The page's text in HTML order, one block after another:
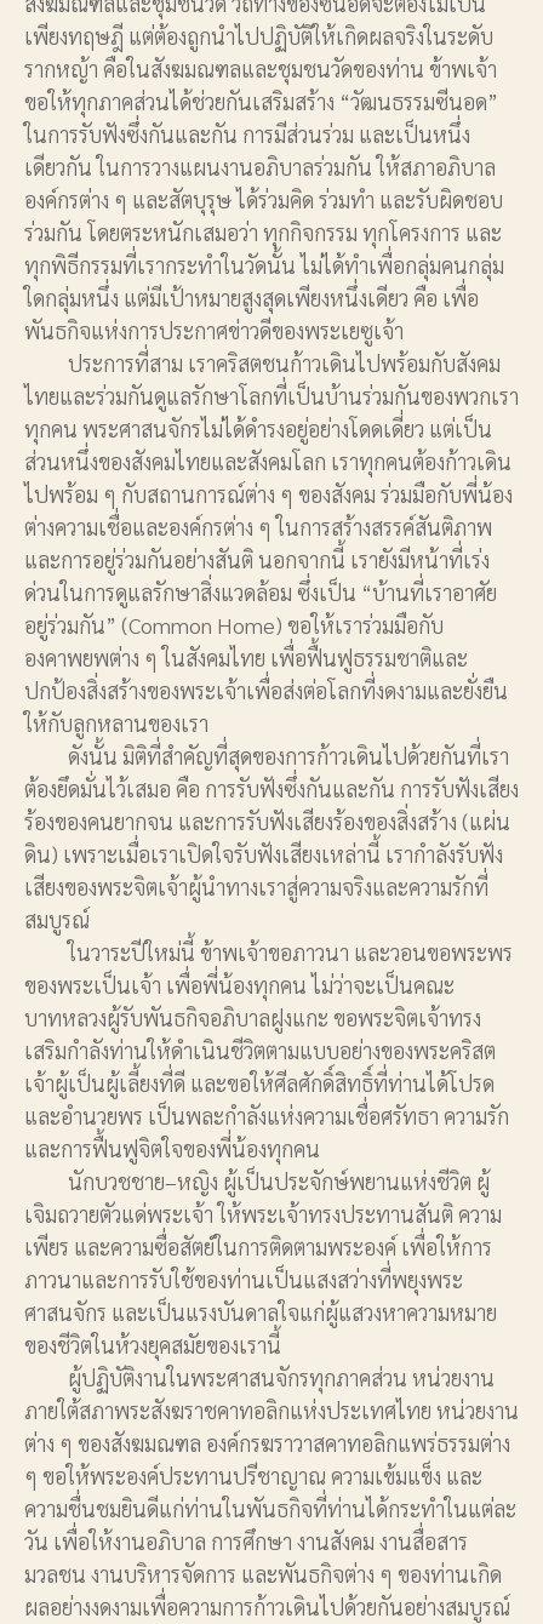
เพียงทฤษฎี แต่ต้องถูกนำไปปฏิบัติให้เกิดผลจริงในระดับ
รากหญ้า คือในสังฆมณฑลและชุมชนวัดของท่าน ข้าพเจ้า
ขอให้ทุกภาคส่วนได้ช่วยกันเสริมสร้าง “วัฒนธรรมซีนอด”
ในการรับฟังซึ่งกันและกัน การมีส่วนร่วม และเป็นหนึ่ง
เดียวกัน ในการวางแผนงานอภิบาลร่วมกัน ให้สภาอภิบาล
องค์กรต่าง ๆ และสัตบุรุษ ได้ร่วมคิด ร่วมทำ และรับผิดชอบ
ร่วมกัน โดยตระหนักเสมอว่า ทุกกิจกรรม ทุกโครงการ และ
ทุกพิธีกรรมที่เรากระทำในวัดนั้น ไม่ได้ทำเพื่อกลุ่มคนกลุ่ม
ใดกลุ่มหนึ่ง แต่มีเป้าหมายสูงสุดเพียงหนึ่งเดียว คือ เพื่อ
พันธกิจแห่งการประกาศข่าวดีของพระเยซูเจ้า
ประการที่สาม เราคริสตชนก้าวเดินไปพร้อมกับสังคม
ไทยและร่วมกันดูแลรักษาโลกที่เป็นบ้านร่วมกันของพวกเรา
ทุกคน พระศาสนจักรไม่ได้ดำรงอยู่อย่างโดดเดี่ยว แต่เป็น
ส่วนหนึ่งของสังคมไทยและสังคมโลก เราทุกคนต้องก้าวเดิน
ไปพร้อม ๆ กับสถานการณ์ต่าง ๆ ของสังคม ร่วมมือกับพี่น้อง
ต่างความเชื่อและองค์กรต่าง ๆ ในการสร้างสรรค์สันติภาพ
และการอยู่ร่วมกันอย่างสันติ นอกจากนี้ เรายังมีหน้าที่เร่ง
ด่วนในการดูแลรักษาสิ่งแวดล้อม ซึ่งเป็น “บ้านที่เราอาศัย
อยู่ร่วมกัน” (Common Home) ขอให้เราร่วมมือกับ
องคาพยพต่าง ๆ ในสังคมไทย เพื่อฟื้นฟูธรรมชาติและ
ปกป้องสิ่งสร้างของพระเจ้าเพื่อส่งต่อโลกที่งดงามและยั่งยืน
ให้กับลูกหลานของเรา
ดังนั้น มิติที่สำคัญที่สุดของการก้าวเดินไปด้วยกันที่เรา
ต้องยึดมั่นไว้เสมอ คือ การรับฟังซึ่งกันและกัน การรับฟังเสียง
ร้องของคนยากจน และการรับฟังเสียงร้องของสิ่งสร้าง (แผ่น
ดิน) เพราะเมื่อเราเปิดใจรับฟังเสียงเหล่านี้ เรากำลังรับฟัง
เสียงของพระจิตเจ้าผู้นำทางเราสู่ความจริงและความรักที่
สมบูรณ์
ในวาระปีใหม่นี้ ข้าพเจ้าขอภาวนา และวอนขอพระพร
ของพระเป็นเจ้า เพื่อพี่น้องทุกคน ไม่ว่าจะเป็นคณะ
บาทหลวงผู้รับพันธกิจอภิบาลฝูงแกะ ขอพระจิตเจ้าทรง
เสริมกำลังท่านให้ดำเนินชีวิตตามแบบอย่างของพระคริสต
เจ้าผู้เป็นผู้เลี้ยงที่ดี และขอให้ศีลศักดิ์สิทธิ์ที่ท่านได้โปรด
และอำนวยพร เป็นพละกำลังแห่งความเชื่อศรัทธา ความรัก
และการฟื้นฟูจิตใจของพี่น้องทุกคน
นักบวชชาย–หญิง ผู้เป็นประจักษ์พยานแห่งชีวิต ผู้
เจิมถวายตัวแด่พระเจ้า ให้พระเจ้าทรงประทานสันติ ความ
เพียร และความซื่อสัตย์ในการติดตามพระองค์ เพื่อให้การ
ภาวนาและการรับใช้ของท่านเป็นแสงสว่างที่พยุงพระ
ศาสนจักร และเป็นแรงบันดาลใจแก่ผู้แสวงหาความหมาย
ของชีวิตในห้วงยุคสมัยของเรานี้
ผู้ปฏิบัติงานในพระศาสนจักรทุกภาคส่วน หน่วยงาน
ภายใต้สภาพระสังฆราชคาทอลิกแห่งประเทศไทย หน่วยงาน
ต่าง ๆ ของสังฆมณฑล องค์กรฆราวาสคาทอลิกแพร่ธรรมต่าง
ๆ ขอให้พระองค์ประทานปรีชาญาณ ความเข้มแข็ง และ
ความชื่นชมยินดีแก่ท่านในพันธกิจที่ท่านได้กระทำในแต่ละ
วัน เพื่อให้งานอภิบาล การศึกษา งานสังคม งานสื่อสาร
มวลชน งานบริหารจัดการ และพันธกิจต่าง ๆ ของท่านเกิด
ผลอย่างงดงามเพื่อความการก้าวเดินไปด้วยกันอย่างสมบูรณ์